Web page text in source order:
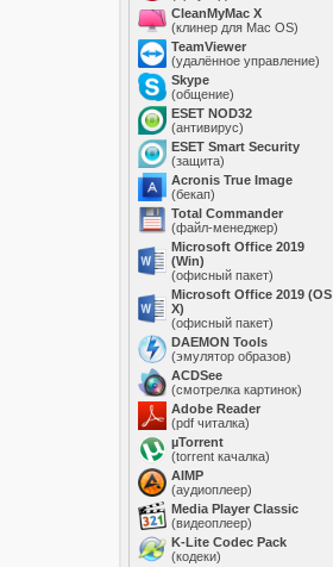
CleanMyMac X
(клинер для Mac OS)
TeamViewer
(удалённое управление)
Skype
(общение)
ESET NOD32
(антивирус)
ESET Smart Security
(защита)
Acronis True Image
(бекап)
Total Commander
(файл-менеджер)
Microsoft Office 2019
(Win)
(офисный пакет)
Microsoft Office 2019 (OS
X)
(офисный пакет)
DAEMON Tools
(эмулятор образов)
ACDSee
(смотрелка картинок)
Adobe Reader
(pdf читалка)
µTorrent
(torrent качалка)
AIMP
(аудиоплеер)
Media Player Classic
(видеоплеер)
K-Lite Codec Pack
(кодеки)